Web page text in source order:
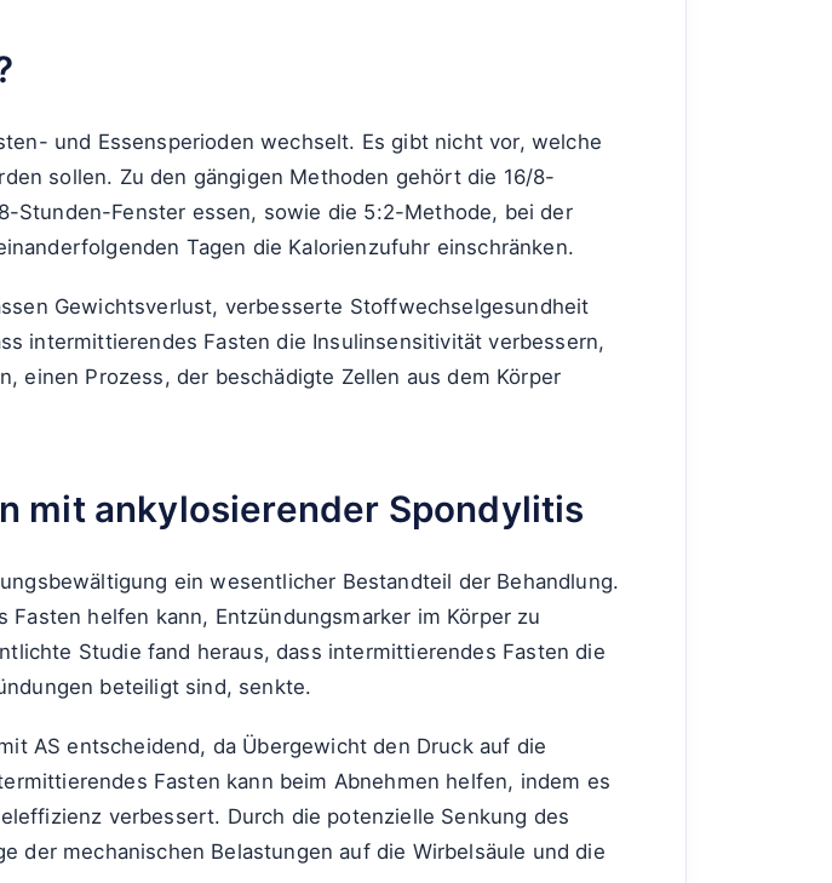
und Essensperioden wechselt. Es gibt nicht vor, welche
sollen. Zu den gängigen Methoden gehört die 16/8-
Stunden-Fenster essen, sowie die 5:2-Methode, bei der
Tagen die Kalorienzufuhr einschränken.
Gewichtsverlust, verbesserte Stoffwechselgesundheit
intermittierendes Fasten die Insulinsensitivität verbessern,
einen Prozess, der beschädigte Zellen aus dem Körper
mit ankylosierender Spondylitis
ein wesentlicher Bestandteil der Behandlung.
helfen kann, Entzündungsmarker im Körper zu
Studie fand heraus, dass intermittierendes Fasten die
beteiligt sind, senkte.
AS entscheidend, da Übergewicht den Druck auf die
Fasten kann beim Abnehmen helfen, indem es
verbessert. Durch die potenzielle Senkung des
der mechanischen Belastungen auf die Wirbelsäule und die